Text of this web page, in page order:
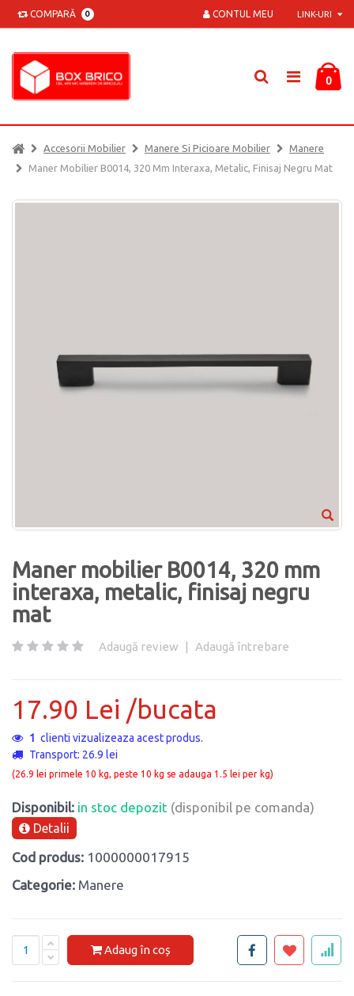
COMPARĂ 0 LINK-URI
CONTUL MEU
0
Accesorii Mobilier Manere Si Picioare Mobilier
Manere
Maner Mobilier B0014, 320 Mm Interaxa, Metalic, Finisaj Negru Mat
Maner mobilier B0014, 320 mm
interaxa, metalic, finisaj negru
mat
Adaugă review | Adaugă întrebare
17.90 Lei /bucata
1 clienti vizualizeaza acest produs.
Transport: 26.9 lei
(26.9 lei primele 10 kg, peste 10 kg se adauga 1.5 lei per kg)
Disponibil: in stoc depozit (disponibil pe comanda)
Detalii
Cod produs: 1000000017915
Categorie: Manere
Adaug în coș